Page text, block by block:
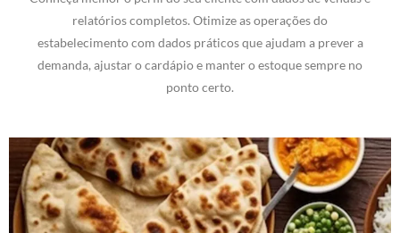
relatórios completos. Otimize as operações do
estabelecimento com dados práticos que ajudam a prever a
demanda, ajustar o cardápio e manter o estoque sempre no
ponto certo.